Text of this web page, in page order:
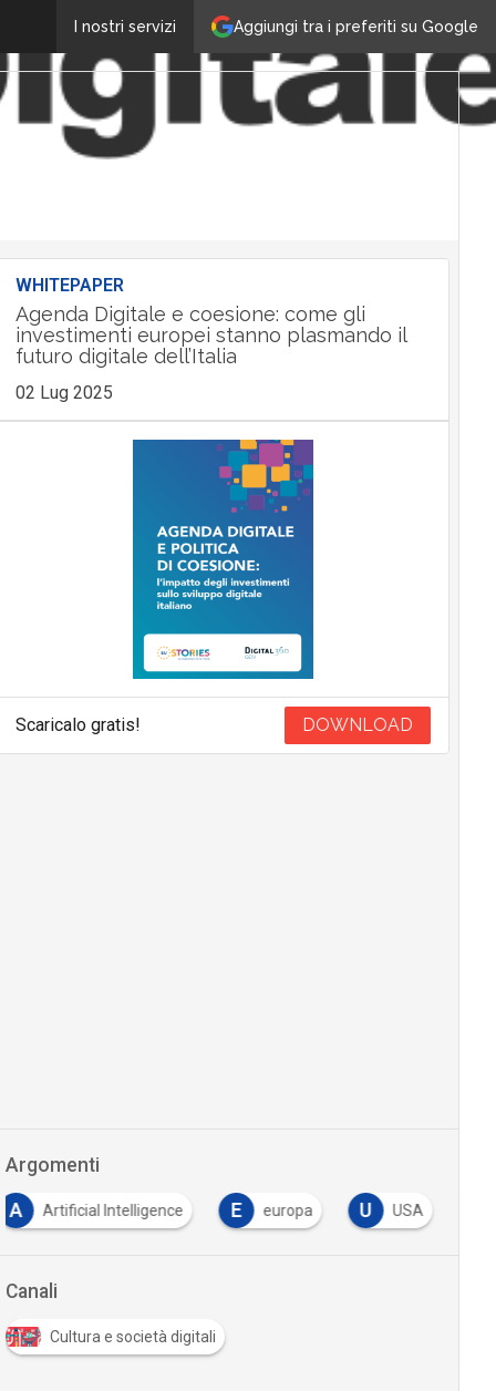
Aggiungi tra i preferiti su Google
I nostri servizi
WHITEPAPER
Agenda Digitale e coesione: come gli
investimenti europei stanno plasmando il
futuro digitale dell’Italia
02 Lug 2025
Scaricalo gratis! DOWNLOAD
Argomenti
A Artificial Intelligence E europa U USA
Canali
Cultura e società digitali